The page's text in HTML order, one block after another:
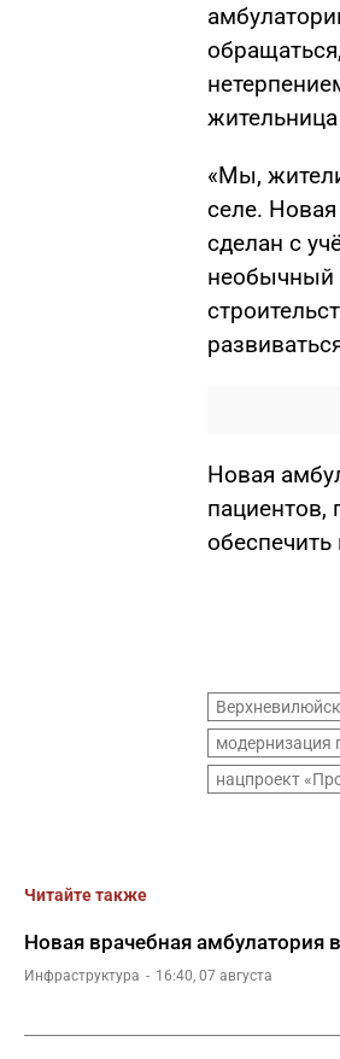
«Мы,
селе.
сделан с
необычный
Новая
пациентов,
модернизация
нацпроект
Читайте также
Новая врачебная амбулатория
Инфраструктура 16:40, 07 августа